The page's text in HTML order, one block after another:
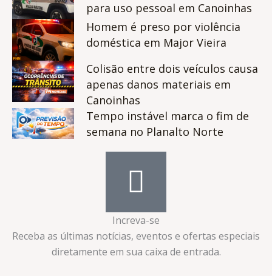
para uso pessoal em Canoinhas
Homem é preso por violência
doméstica em Major Vieira
Colisão entre dois veículos causa
apenas danos materiais em
Canoinhas
Tempo instável marca o fim de
semana no Planalto Norte
Increva-se
Receba as últimas notícias, eventos e ofertas especiais
diretamente em sua caixa de entrada.​